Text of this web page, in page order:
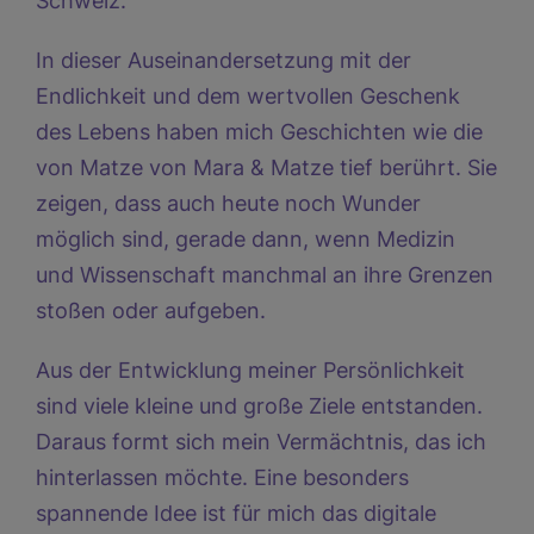
In dieser Auseinandersetzung mit der
Endlichkeit und dem wertvollen Geschenk
des Lebens haben mich Geschichten wie die
von Matze von Mara & Matze tief berührt. Sie
zeigen, dass auch heute noch Wunder
möglich sind, gerade dann, wenn Medizin
und Wissenschaft manchmal an ihre Grenzen
stoßen oder aufgeben.
Aus der Entwicklung meiner Persönlichkeit
sind viele kleine und große Ziele entstanden.
Daraus formt sich mein Vermächtnis, das ich
hinterlassen möchte. Eine besonders
spannende Idee ist für mich das digitale